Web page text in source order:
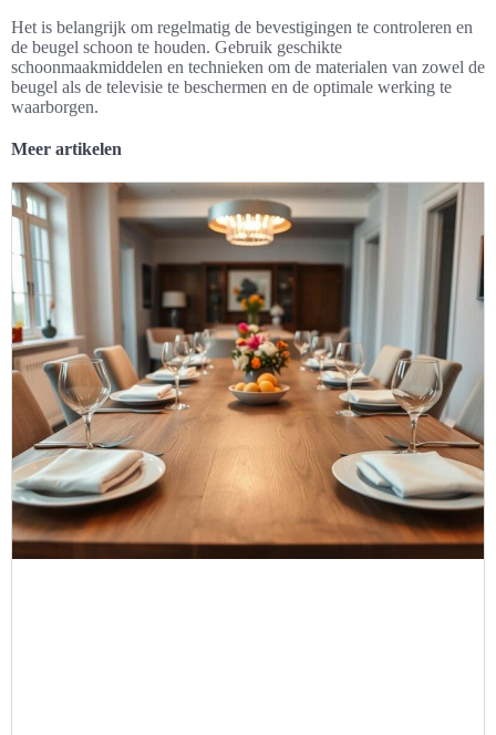
Het is belangrijk om regelmatig de bevestigingen te controleren en
de beugel schoon te houden. Gebruik geschikte
schoonmaakmiddelen en technieken om de materialen van zowel de
beugel als de televisie te beschermen en de optimale werking te
waarborgen.
Meer artikelen